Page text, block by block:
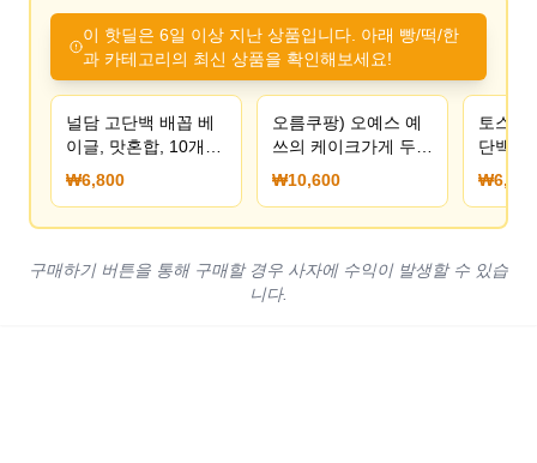
이 핫딜은 6일 이상 지난 상품입니다. 아래 빵/떡/한
과 카테고리의 최신 상품을 확인해보세요!
널담 고단백 배꼽 베
이글, 맛혼합, 10개
(6,800원/무료배송)
₩6,800
오름쿠팡) 오예스 예
쓰의 케이크가게 두바
이 피스타치오 & 초
코, 280g, 5개 10600
₩10,600
토스)
단백
혼합,
무배
₩6,800
구매하기 버튼을 통해 구매할 경우 사자에 수익이 발생할 수 있습
니다.